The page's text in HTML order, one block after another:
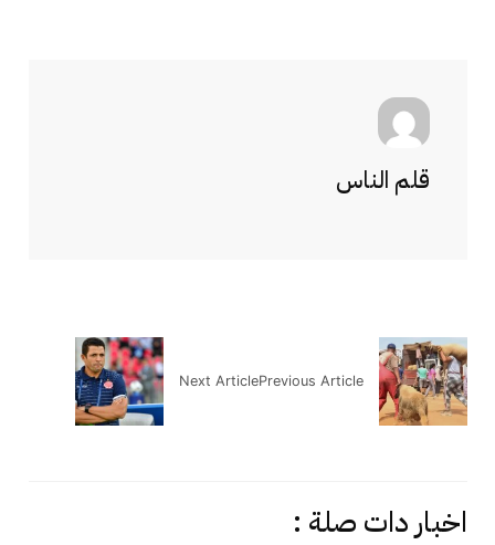
قلم الناس
Previous Article
Next Article
اخبار دات صلة :